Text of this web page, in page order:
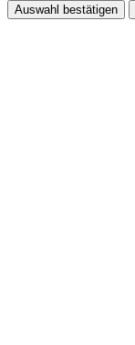
Auswahl bestätigen